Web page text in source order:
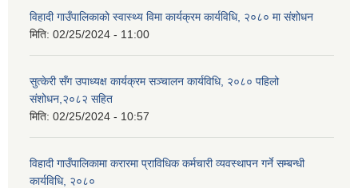
विहादी गाउँपालिकाको स्वास्थ्य विमा कार्यक्रम कार्यविधि, २०८० मा संशोधन
मिति: 02/25/2024 - 11:00
सुत्केरी सँग उपाध्यक्ष कार्यक्रम सञ्चालन कार्यविधि, २०८० पहिलो
संशोधन,२०८२ सहित
मिति: 02/25/2024 - 10:57
विहादी गाउँपालिकामा करारमा प्राविधिक कर्मचारी व्यवस्थापन गर्ने सम्बन्धी
कार्यविधि, २०८०